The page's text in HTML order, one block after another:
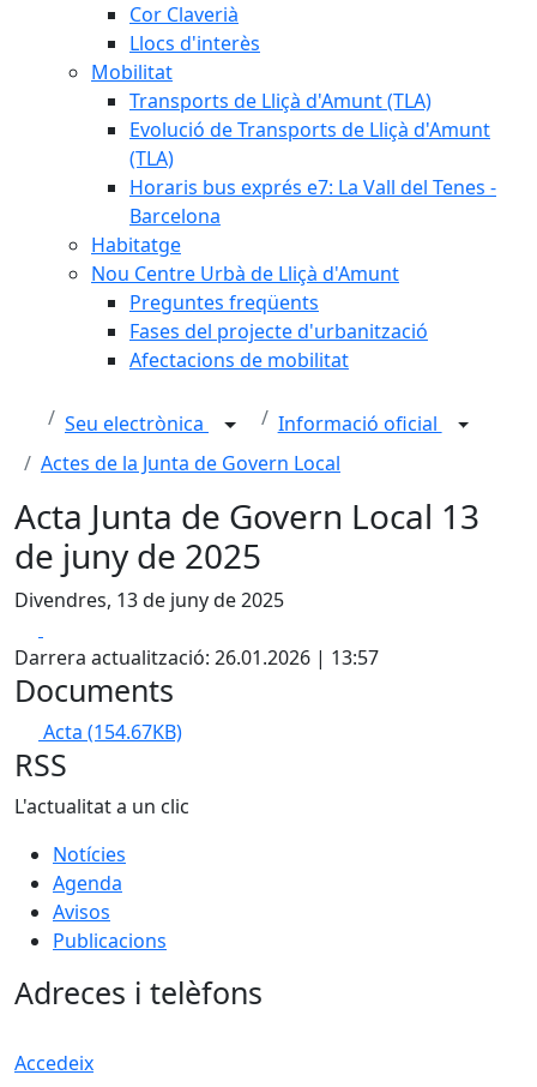
Cor Claverià
Llocs d'interès
Mobilitat
Transports de Lliçà d'Amunt (TLA)
Evolució de Transports de Lliçà d'Amunt
(TLA)
Horaris bus exprés e7: La Vall del Tenes -
Barcelona
Habitatge
Nou Centre Urbà de Lliçà d'Amunt
Preguntes freqüents
Fases del projecte d'urbanització
Afectacions de mobilitat
Seu electrònica
Informació oficial
Actes de la Junta de Govern Local
Acta Junta de Govern Local 13
de juny de 2025
Divendres, 13 de juny de 2025
Darrera actualització: 26.01.2026 | 13:57
Documents
Acta (154.67KB)
RSS
L'actualitat a un clic
Notícies
Agenda
Avisos
Publicacions
Adreces i telèfons
Accedeix